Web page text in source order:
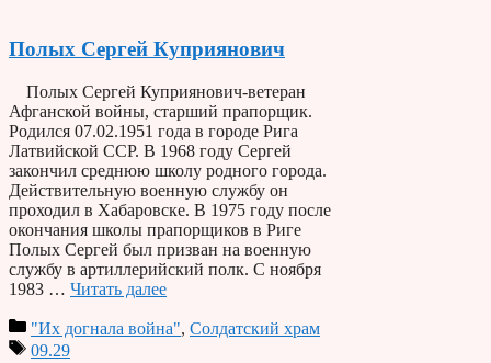
Полых Сергей Куприянович
Полых Сергей Куприянович-ветеран
Афганской войны, старший прапорщик.
Родился 07.02.1951 года в городе Рига
Латвийской ССР. В 1968 году Сергей
закончил среднюю школу родного города.
Действительную военную службу он
проходил в Хабаровске. В 1975 году после
окончания школы прапорщиков в Риге
Полых Сергей был призван на военную
службу в артиллерийский полк. С ноября
1983 … Читать далее
"Их догнала война", Солдатский храм
09.29